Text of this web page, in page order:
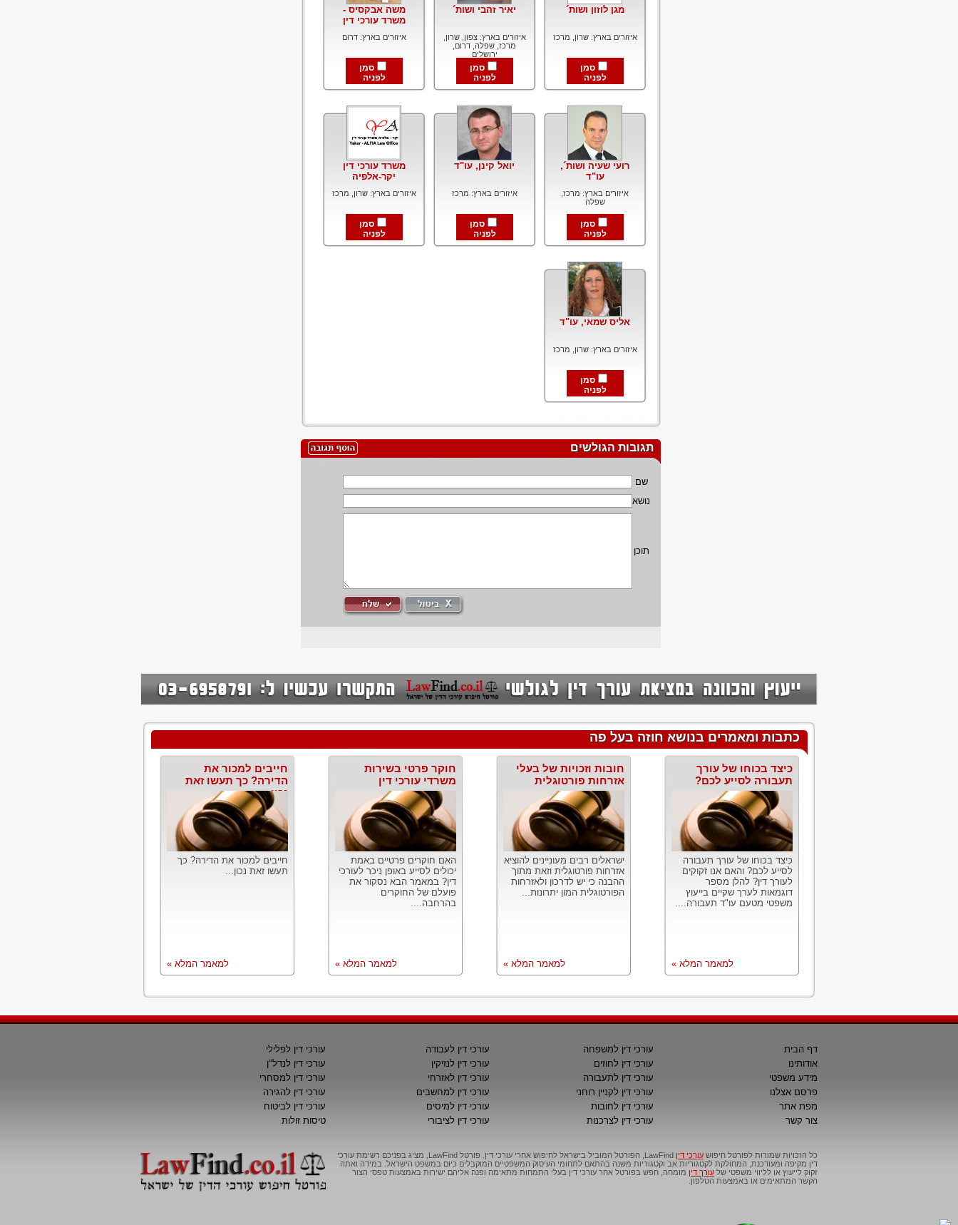
מגן לוזון ושות´
איזורים בארץ: שרון, מרכז
סמן
לפניה
יאיר זהבי ושות´
איזורים בארץ: צפון, שרון,
מרכז, שפלה, דרום,
ירושלים
סמן
לפניה
משה אבקסיס -
משרד עורכי דין
איזורים בארץ: דרום
סמן
לפניה
רועי שעיה ושות´,
עו"ד
איזורים בארץ: מרכז,
שפלה
סמן
לפניה
יואל קינן, עו"ד
איזורים בארץ: מרכז
סמן
לפניה
משרד עורכי דין
יקר-אלפיה
איזורים בארץ: שרון, מרכז
סמן
לפניה
אליס שמאי, עו"ד
איזורים בארץ: שרון, מרכז
סמן
לפניה
תגובות הגולשים
שם
נושא
תוכן
כתבות ומאמרים בנושא חוזה בעל פה
כיצד בכוחו של עורך
תעבורה לסייע לכם?
כיצד בכוחו של עורך תעבורה
לסייע לכם? והאם אנו זקוקים
לעורך דין? להלן מספר
דוגמאות לערך שקיים בייעוץ
משפטי מטעם עו"ד תעבורה....
למאמר המלא »
חובות וזכויות של בעלי
אזרחות פורטוגלית
ישראלים רבים מעוניינים להוציא
אזרחות פורטוגלית וזאת מתוך
ההבנה כי יש לדרכון ולאזרחות
הפורטוגלית המון יתרונות...
למאמר המלא »
חוקר פרטי בשירות
משרדי עורכי דין
האם חוקרים פרטיים באמת
יכולים לסייע באופן ניכר לעורכי
דין? במאמר הבא נסקור את
פועלם של החוקרים
בהרחבה....
למאמר המלא »
חייבים למכור את
הדירה? כך תעשו זאת
נכון
חייבים למכור את הדירה? כך
תעשו זאת נכון...
למאמר המלא »
דף הבית
אודותינו
מידע משפטי
פרסם אצלנו
מפת אתר
צור קשר
עורכי דין למשפחה
עורכי דין לחוזים
עורכי דין לתעבורה
עורכי דין לקניין רוחני
עורכי דין לחובות
עורכי דין לצרכנות
עורכי דין לעבודה
עורכי דין לנזיקין
עורכי דין לאזרחי
עורכי דין למחשבים
עורכי דין למיסים
עורכי דין לציבורי
עורכי דין לפלילי
עורכי דין לנדל"ן
עורכי דין למסחרי
עורכי דין להגירה
עורכי דין לביטוח
טיסות זולות
כל הזכויות שמורות לפורטל חיפוש עורכי דין
LawFind, הפורטל המוביל בישראל לחיפוש אחרי עורכי דין. פורטל LawFind, מציג בפניכם רשימת עורכי
דין מקיפה ומעודכנת, המחולקת לקטגוריות אב וקטגוריות משנה בהתאם לתחומי העיסוק המשפטיים המוקבלים כיום במשפט הישראל. במידה ואתה
זקוק לייעוץ או לליווי משפטי של עורך דין מומחה, חפש בפורטל אחר עורכי דין בעלי התמחות מתאימה ופנה אליהם ישירות באמצעות טפסי הצור
הקשר המתאימים או באמצעות הטלפון.